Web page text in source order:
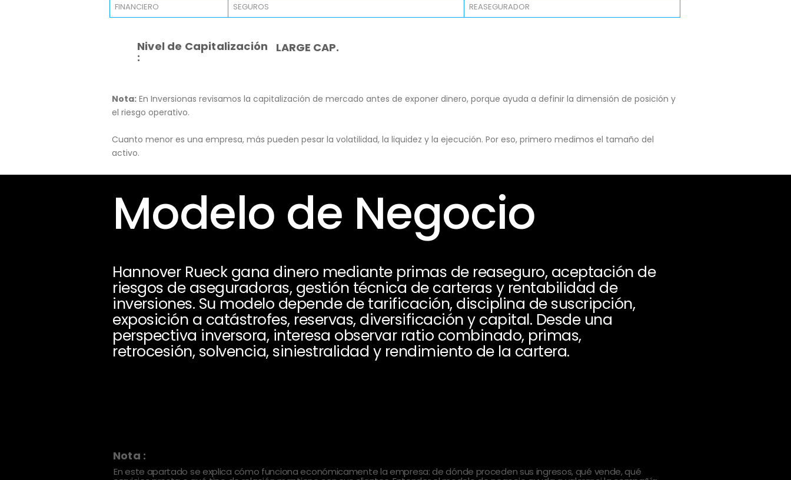
FINANCIERO SEGUROS REASEGURADOR
Nivel de Capitalización
:
LARGE CAP.
Nota: En Inversionas revisamos la capitalización de mercado antes de exponer dinero, porque ayuda a definir la dimensión de posición y
el riesgo operativo.
Cuanto menor es una empresa, más pueden pesar la volatilidad, la liquidez y la ejecución. Por eso, primero medimos el tamaño del
activo.
Modelo de Negocio
Hannover Rueck gana dinero mediante primas de reaseguro, aceptación de
riesgos de aseguradoras, gestión técnica de carteras y rentabilidad de
inversiones. Su modelo depende de tarificación, disciplina de suscripción,
exposición a catástrofes, reservas, diversificación y capital. Desde una
perspectiva inversora, interesa observar ratio combinado, primas,
retrocesión, solvencia, siniestralidad y rendimiento de la cartera.
Nota :
En este apartado se explica cómo funciona económicamente la empresa: de dónde proceden sus ingresos, qué vende, qué